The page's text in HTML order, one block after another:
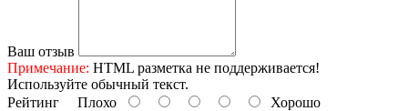
Ваш отзыв
Примечание: HTML разметка не поддерживается!
Используйте обычный текст.
Рейтинг Плохо
Хорошо